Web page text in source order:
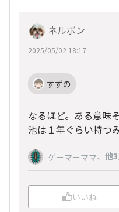
ネルボン
2025/05/02 18:17
すずの
なるほど。ある意味
池は１年ぐらい持つ
ゲーマーママ、 他
いいね